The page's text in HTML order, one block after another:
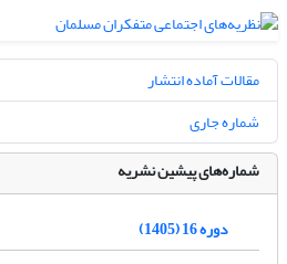
مقالات آماده انتشار
شماره جاری
شماره‌های پیشین نشریه
دوره 16 (1405)